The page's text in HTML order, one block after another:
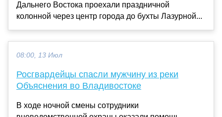
Дальнего Востока проехали праздничной
колонной через центр города до бухты Лазурной...
08:00, 13 Июл
Росгвардейцы спасли мужчину из реки
Объяснения во Владивостоке
В ходе ночной смены сотрудники